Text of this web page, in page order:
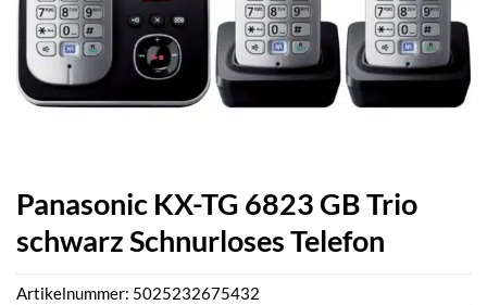
Panasonic KX-TG 6823 GB Trio
schwarz Schnurloses Telefon
Artikelnummer: 5025232675432